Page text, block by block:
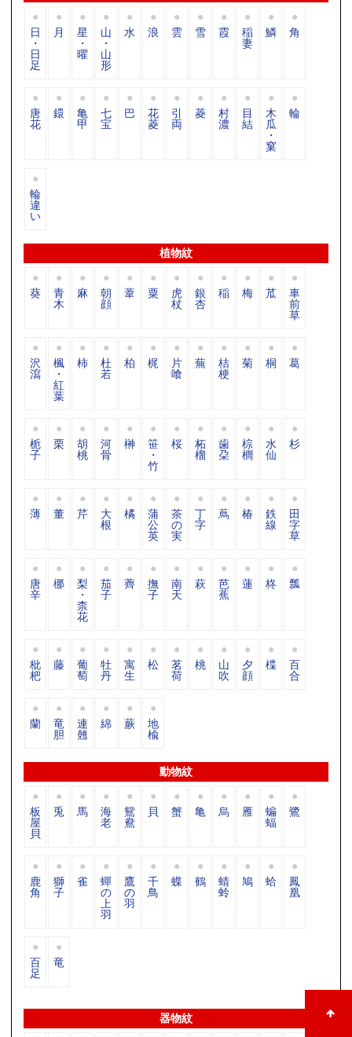
日
・
日
足
月 星
・
曜
山
・
山
形
水 浪 雲 雪 霞 稲
妻
鱗 角
唐
花
鐶 亀
甲
七
宝
巴 花
菱
引
両
菱 村
濃
目
結
木
瓜
・
窠
輪
輪
違
い
植物紋
葵 青
木
麻 朝
顔
葦 粟 虎
杖
銀
杏
稲 梅 苽 車
前
草
沢
瀉
楓
・
紅
葉
柿 杜
若
柏 梶 片
喰
蕪 桔
梗
菊 桐 葛
栀
子
栗 胡
桃
河
骨
榊 笹
・
竹
桜 柘
榴
歯
朶
棕
櫚
水
仙
杉
薄 董 芹 大
根
橘 蒲
公
英
茶
の
実
丁
字
蔦 椿 鉄
線
田
字
草
唐
辛
梛 梨
・
柰
花
茄
子
薺 撫
子
南
天
萩 芭
蕉
蓮 柊 瓢
枇
杷
藤 葡
萄
牡
丹
寓
生
松 茗
荷
桃 山
吹
夕
顔
楪 百
合
蘭 竜
胆
連
翹
綿 蕨 地
楡
動物紋
板
屋
貝
兎 馬 海
老
鴛
鴦
貝 蟹 亀 烏 雁 蝙
蝠
鷺
鹿
角
獅
子
雀 蟬
の
上
羽
鷹
の
羽
千
鳥
蝶 鶴 蜻
蛉
鳩 蛤 鳳
凰
百
足
竜
器物紋